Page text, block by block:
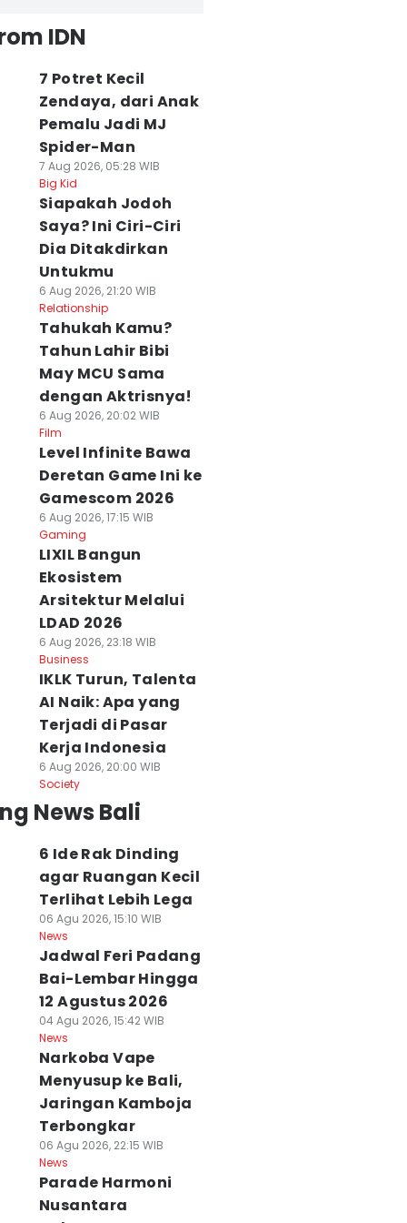
IDN
7 Potret Kecil
Zendaya, dari Anak
Pemalu Jadi MJ
Spider-Man
7 Aug 2026, 05:28 WIB
Big Kid
Siapakah Jodoh
Saya? Ini Ciri-Ciri
Dia Ditakdirkan
Untukmu
6 Aug 2026, 21:20 WIB
Relationship
Tahukah Kamu?
Tahun Lahir Bibi
May MCU Sama
dengan Aktrisnya!
6 Aug 2026, 20:02 WIB
Film
Level Infinite Bawa
Deretan Game Ini ke
Gamescom 2026
6 Aug 2026, 17:15 WIB
Gaming
LIXIL Bangun
Ekosistem
Arsitektur Melalui
LDAD 2026
6 Aug 2026, 23:18 WIB
Business
IKLK Turun, Talenta
AI Naik: Apa yang
Terjadi di Pasar
Kerja Indonesia
6 Aug 2026, 20:00 WIB
Society
News Bali
6 Ide Rak Dinding
agar Ruangan Kecil
Terlihat Lebih Lega
06 Agu 2026, 15:10 WIB
News
Jadwal Feri Padang
Bai-Lembar Hingga
12 Agustus 2026
04 Agu 2026, 15:42 WIB
News
Narkoba Vape
Menyusup ke Bali,
Jaringan Kamboja
Terbongkar
06 Agu 2026, 22:15 WIB
News
Parade Harmoni
Nusantara